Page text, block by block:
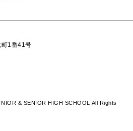
町1番41号
& SENIOR HIGH SCHOOL All Rights